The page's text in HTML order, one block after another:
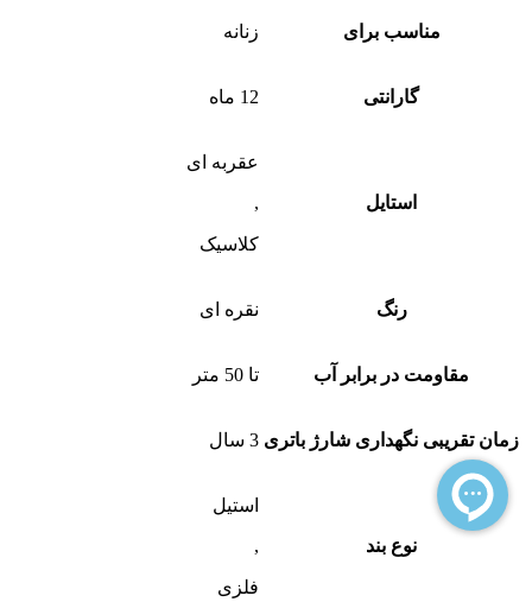
مناسب برای زنانه
گارانتی 12 ماه
استایل
عقربه ای
,
کلاسیک
رنگ نقره ای
مقاومت در برابر آب تا 50 متر
زمان تقریبی نگهداری شارژ باتری 3 سال
نوع بند
استیل
,
فلزی